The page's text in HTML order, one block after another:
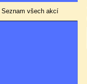
Seznam všech akcí